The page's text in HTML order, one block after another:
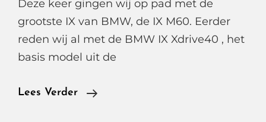
Deze keer gingen wij op pad met de
grootste IX van BMW, de IX M60. Eerder
reden wij al met de BMW IX Xdrive40 , het
basis model uit de
Lees Verder
BMW